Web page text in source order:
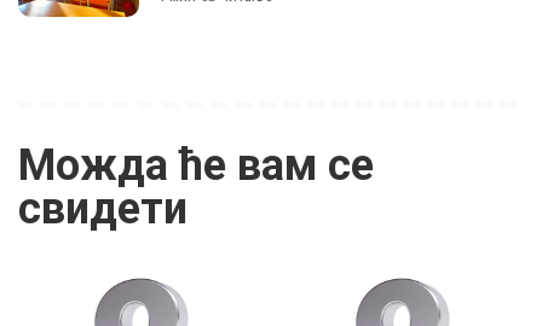
Можда ће вам се
свидети